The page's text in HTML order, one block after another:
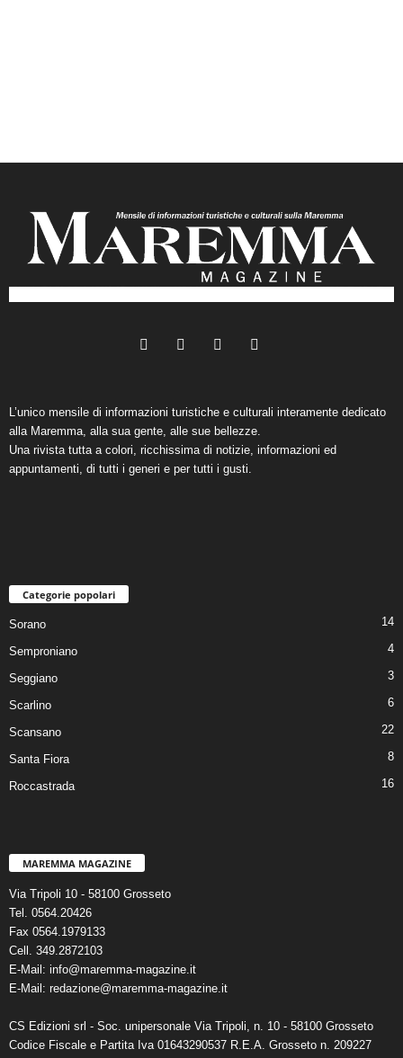
L’unico mensile di informazioni turistiche e culturali interamente dedicato
alla Maremma, alla sua gente, alle sue bellezze.
Una rivista tutta a colori, ricchissima di notizie, informazioni ed
appuntamenti, di tutti i generi e per tutti i gusti.
Categorie popolari
Sorano 14
Semproniano 4
Seggiano 3
Scarlino 6
Scansano 22
Santa Fiora 8
Roccastrada 16
MAREMMA MAGAZINE
Via Tripoli 10 - 58100 Grosseto
Tel. 0564.20426
Fax 0564.1979133
Cell. 349.2872103
E-Mail: info@maremma-magazine.it
E-Mail: redazione@maremma-magazine.it
CS Edizioni srl - Soc. unipersonale Via Tripoli, n. 10 - 58100 Grosseto
Codice Fiscale e Partita Iva 01643290537 R.E.A. Grosseto n. 209227